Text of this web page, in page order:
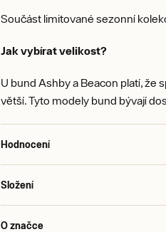
Součást limitované sezonní
Jak vybírat velikost?
U bund Ashby a Beacon platí, že
větší. Tyto modely bund bývají
Hodnocení
Složení
O značce